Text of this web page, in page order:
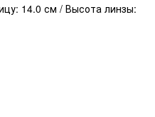
14.0 см / Высота линзы: